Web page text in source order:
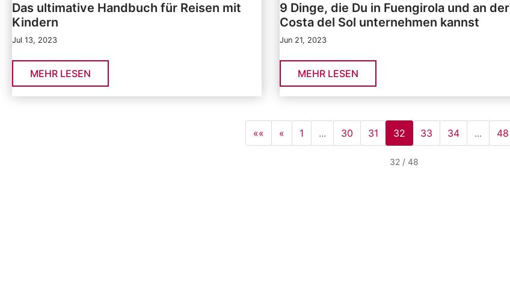
Das ultimative Handbuch für Reisen mit
Kindern
Jul 13, 2023
MEHR LESEN
9 Dinge, die Du in Fuengirola und an der
Costa del Sol unternehmen kannst
Jun 21, 2023
MEHR LESEN
«« « 1 ... 30 31 32 33 34 ... 48
32 / 48